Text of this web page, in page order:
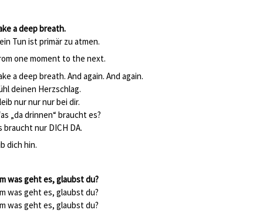
a deep breath.
Tun ist primär zu atmen.
one moment to the next.
a deep breath. And again. And again.
deinen Herzschlag.
nur nur nur bei dir.
„da drinnen“ braucht es?
braucht nur DICH DA.
dich hin.
was geht es, glaubst du?
was geht es, glaubst du?
was geht es, glaubst du?